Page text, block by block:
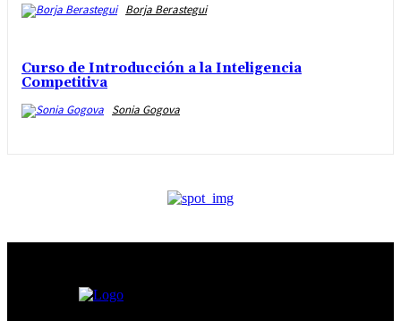
Borja Berastegui
Curso de Introducción a la Inteligencia
Competitiva
Sonia Gogova